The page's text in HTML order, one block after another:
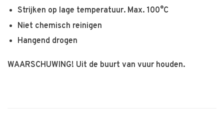
Strijken op lage temperatuur. Max. 100°C
Niet chemisch reinigen
Hangend drogen
WAARSCHUWING! Uit de buurt van vuur houden.